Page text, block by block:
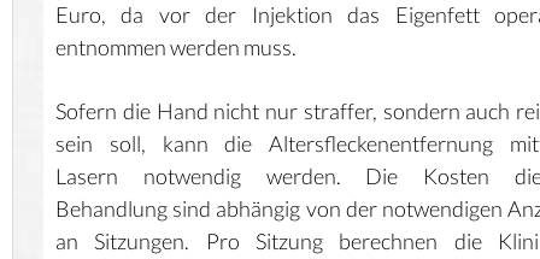
Euro, da vor der Injektion das Eigenfett
entnommen werden muss.
Sofern die Hand nicht nur straffer, sondern auch
sein soll, kann die Altersfleckenentfernung
Lasern notwendig werden. Die Kosten
Behandlung sind abhängig von der notwendigen
an Sitzungen. Pro Sitzung berechnen die